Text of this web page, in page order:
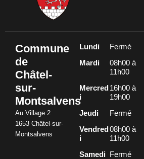
Commune
de
Châtel-
sur-
Montsalvens
Au Village 2
1653 Châtel-sur-
Montsalvens
Lundi
Fermé
Mardi
08h00 à
11h00
Mercred
i
16h00 à
19h00
Jeudi
Fermé
Vendred
i
08h00 à
11h00
Samedi Fermé